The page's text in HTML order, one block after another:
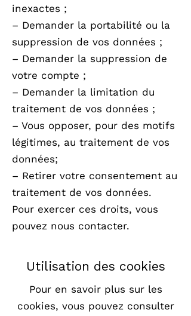
inexactes ;
– Demander la portabilité ou la
suppression de vos données ;
– Demander la suppression de
votre compte ;
– Demander la limitation du
traitement de vos données ;
– Vous opposer, pour des motifs
légitimes, au traitement de vos
données;
– Retirer votre consentement au
traitement de vos données.
Pour exercer ces droits, vous
pouvez nous contacter.
Utilisation des cookies
Pour en savoir plus sur les
cookies, vous pouvez consulter